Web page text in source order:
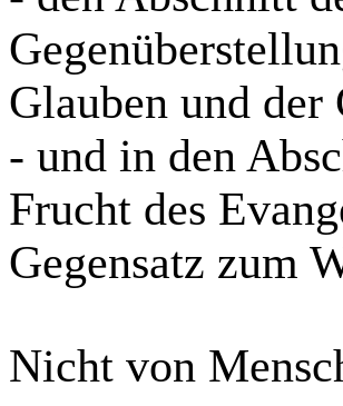
Glauben und der
- und in den
Frucht des
Gegensatz zum
Nicht von